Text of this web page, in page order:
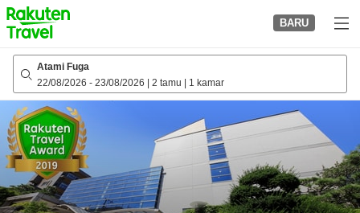
to
top
page
BARU
Atami Fuga
22/08/2026 - 23/08/2026 2 tamu 1 kamar